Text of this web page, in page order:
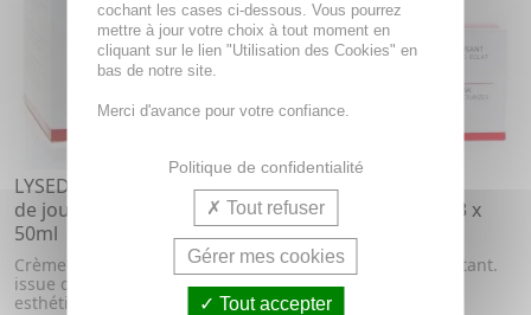
LYSEDIA Revitalage crème
de jour revitalisante pot
50ml
Crème de jour hydratante
issue de la médecine
esthétique.
LYSEDIA Revitalage
masque revitalisant 3 x
70ml
Masque anti-âge hydratant.
cochant les cases ci-dessous. Vous pourrez
mettre à jour votre choix à tout moment en
cliquant sur le lien "Utilisation des Cookies" en
bas de notre site.
Merci d'avance pour votre confiance.
Politique de confidentialité
Tout refuser
Gérer mes cookies
Tout accepter